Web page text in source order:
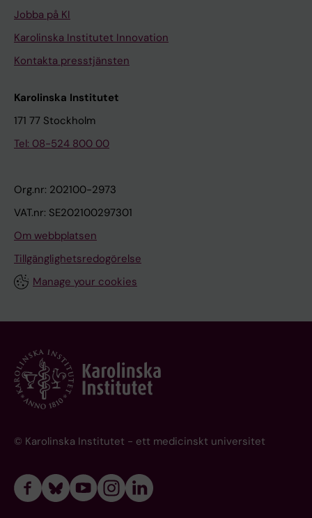
Jobba på KI
Karolinska Institutet Innovation
Kontakta presstjänsten
Karolinska Institutet
171 77 Stockholm
Tel: 08-524 800 00
Org.nr: 202100-2973
VAT.nr: SE202100297301
Om webbplatsen
Tillgänglighetsredogörelse
Manage your cookies
© Karolinska Institutet - ett medicinskt universitet